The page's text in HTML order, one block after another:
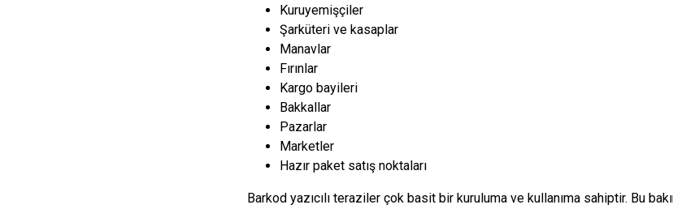
Kuruyemişçiler
Şarküteri ve kasaplar
Manavlar
Fırınlar
Kargo bayileri
Bakkallar
Pazarlar
Marketler
Hazır paket satış noktaları
Barkod yazıcılı teraziler çok basit bir kuruluma ve kullanıma sahiptir. Bu